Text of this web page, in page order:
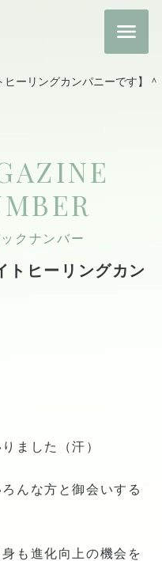
ヒーリングカンパニーです】＾
クナンバー
トヒーリングカン
ました（汗）
んな方と御会いする
も進化向上の機会を